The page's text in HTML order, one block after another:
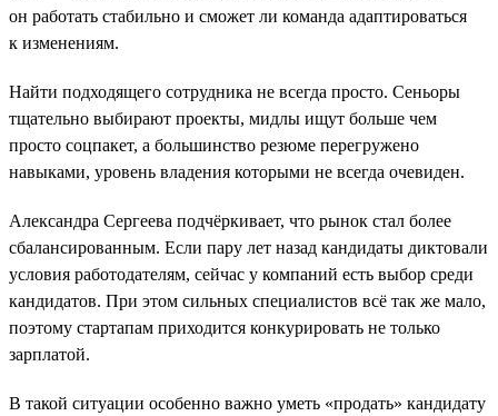
он работать стабильно и сможет ли команда адаптироваться
к изменениям.
Найти подходящего сотрудника не всегда просто. Сеньоры
тщательно выбирают проекты, мидлы ищут больше чем
просто соцпакет, а большинство резюме перегружено
навыками, уровень владения которыми не всегда очевиден.
Александра Сергеева подчёркивает, что рынок стал более
сбалансированным. Если пару лет назад кандидаты диктовали
условия работодателям, сейчас у компаний есть выбор среди
кандидатов. При этом сильных специалистов всё так же мало,
поэтому стартапам приходится конкурировать не только
зарплатой.
В такой ситуации особенно важно уметь «продать» кандидату